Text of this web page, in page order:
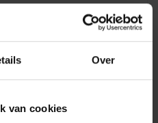
Over
van cookies